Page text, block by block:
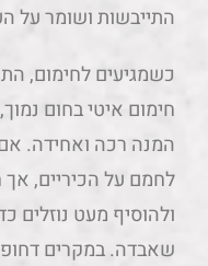
התייבשות ושומר על
כשמגיעים לחימום,
המנה רכה ואחידה. אם
לחמם על הכיריים,
ולהוסיף מעט נוזלים
שאבדה. במקרים